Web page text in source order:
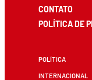
CONTATO
POLÍTICA DE
POLÍTICA
INTERNACIONAL